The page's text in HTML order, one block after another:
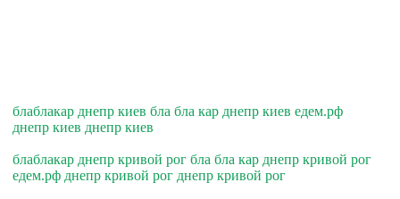
блаблакар днепр киев бла бла кар днепр киев едем.рф
днепр киев днепр киев
блаблакар днепр кривой рог бла бла кар днепр кривой рог
едем.рф днепр кривой рог днепр кривой рог